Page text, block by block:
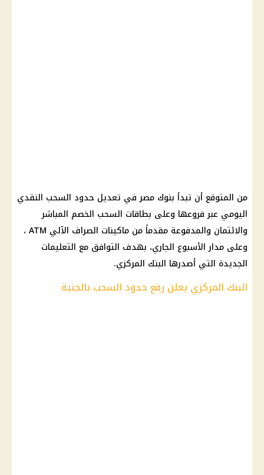
من المتوقع أن تبدأ بنوك مصر في تعديل حدود السحب النقدي
اليومي عبر فروعها وعلى بطاقات السحب الخصم المباشر
والائتمان والمدفوعة مقدماً من ماكينات الصراف الآلي ATM ،
وعلى مدار الأسبوع الجاري، بهدف التوافق مع التعليمات
الجديدة التي أصدرها البنك المركزي.
البنك المركزي يعلن رفع حدود السحب بالجنية